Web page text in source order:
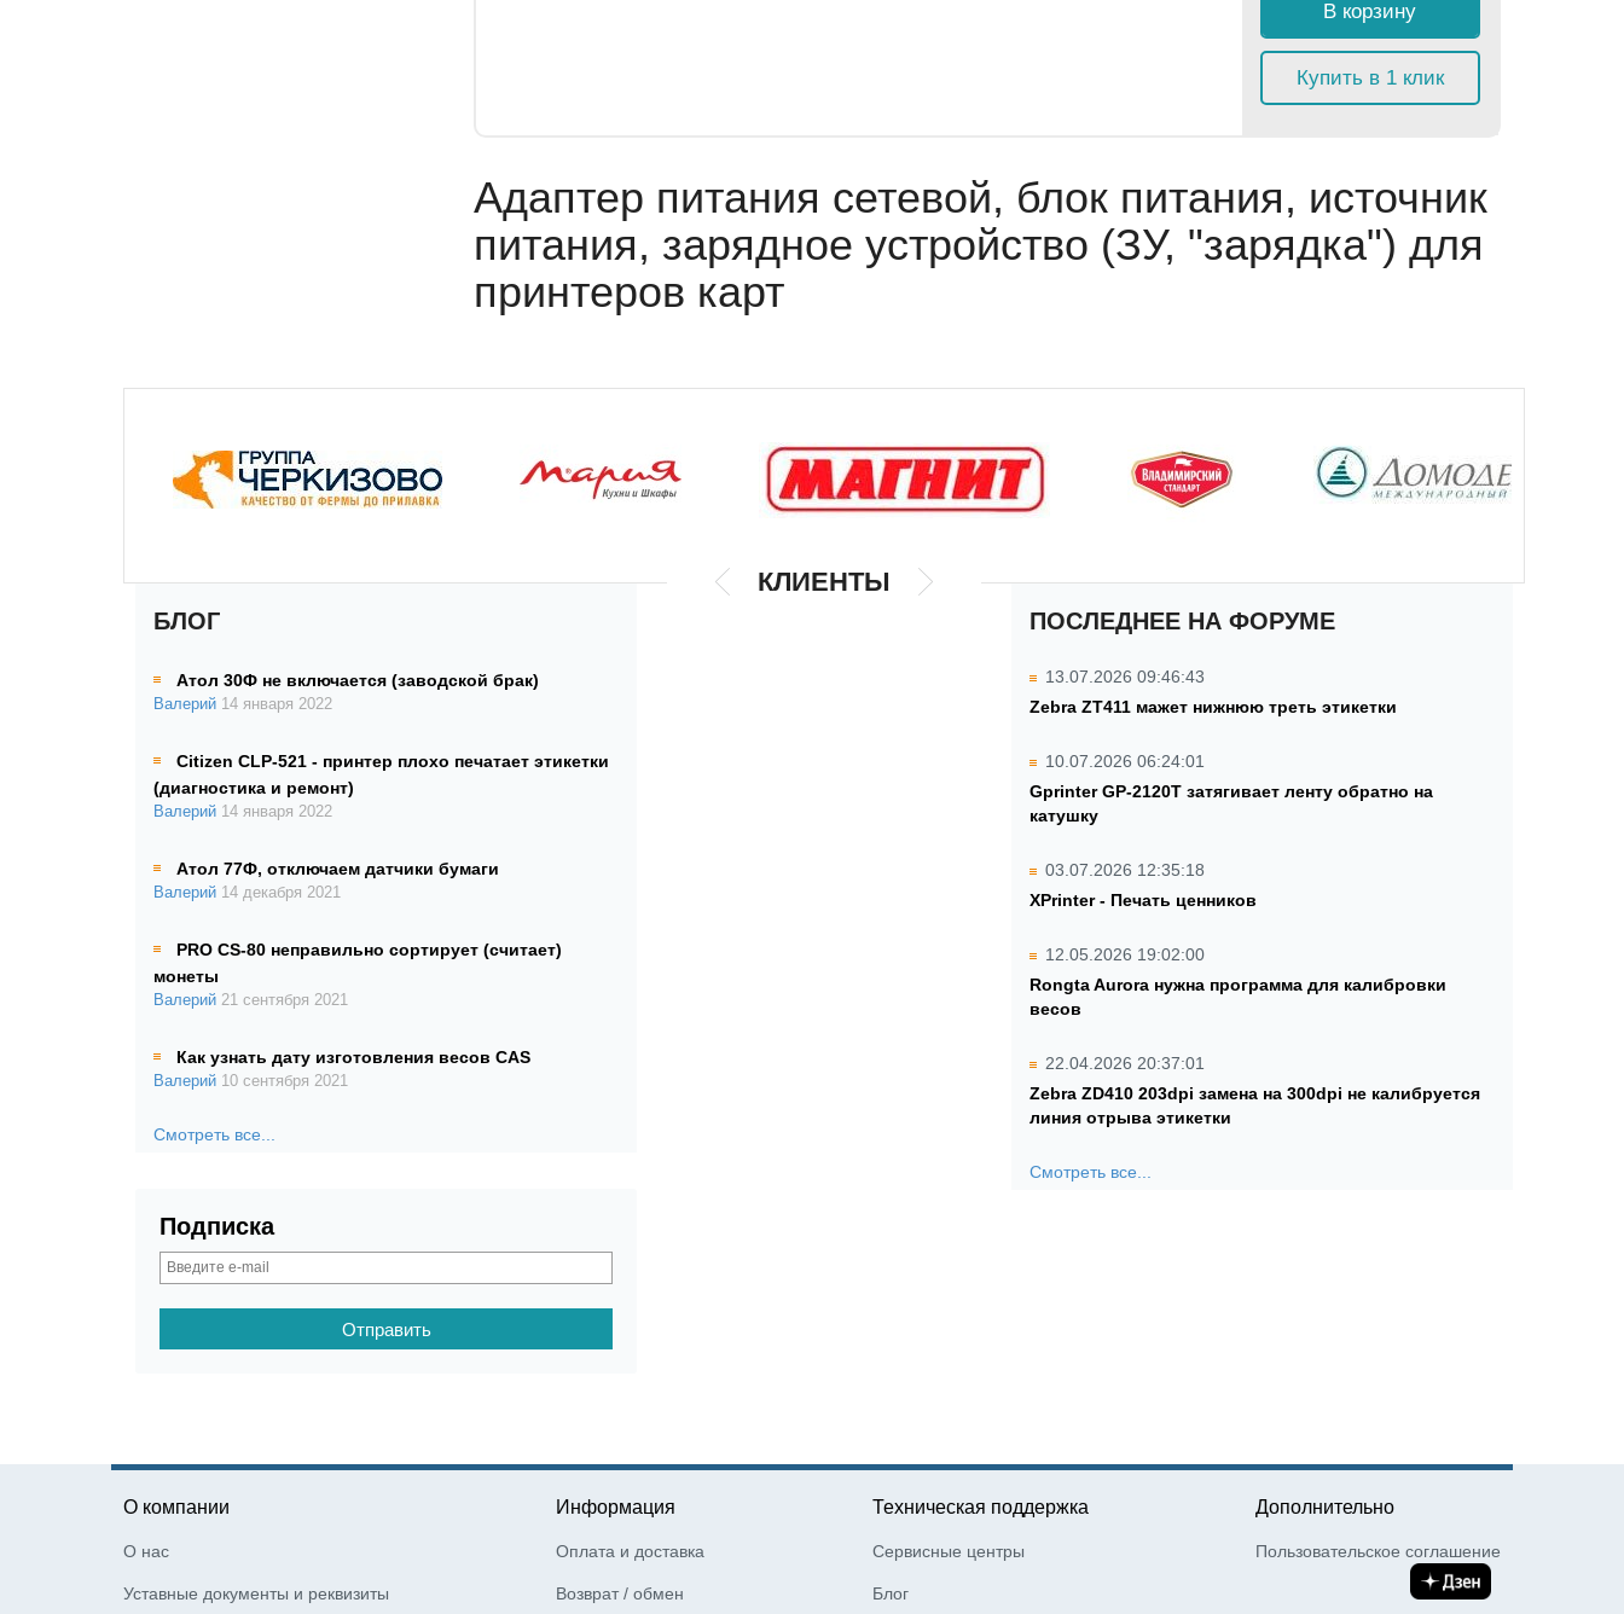
В корзину
Купить в 1 клик
Адаптер питания сетевой, блок питания, источник
питания, зарядное устройство (ЗУ, "зарядка") для
принтеров карт
КЛИЕНТЫ
БЛОГ
Атол 30Ф не включается (заводской брак)
Валерий 14 января 2022
Citizen CLP-521 - принтер плохо печатает этикетки
(диагностика и ремонт)
Валерий 14 января 2022
Атол 77Ф, отключаем датчики бумаги
Валерий 14 декабря 2021
PRO CS-80 неправильно сортирует (считает)
монеты
Валерий 21 сентября 2021
Как узнать дату изготовления весов CAS
Валерий 10 сентября 2021
Смотреть все...
Подписка
ПОСЛЕДНЕЕ НА ФОРУМЕ
13.07.2026 09:46:43
Zebra ZT411 мажет нижнюю треть этикетки
10.07.2026 06:24:01
Gprinter GP-2120T затягивает ленту обратно на
катушку
03.07.2026 12:35:18
XPrinter - Печать ценников
12.05.2026 19:02:00
Rongta Aurora нужна программа для калибровки
весов
22.04.2026 20:37:01
Zebra ZD410 203dpi замена на 300dpi не калибруется
линия отрыва этикетки
Смотреть все...
О компании
О нас
Уставные документы и реквизиты
Информация
Оплата и доставка
Возврат / обмен
Техническая поддержка
Сервисные центры
Блог
Дополнительно
Пользовательское соглашение